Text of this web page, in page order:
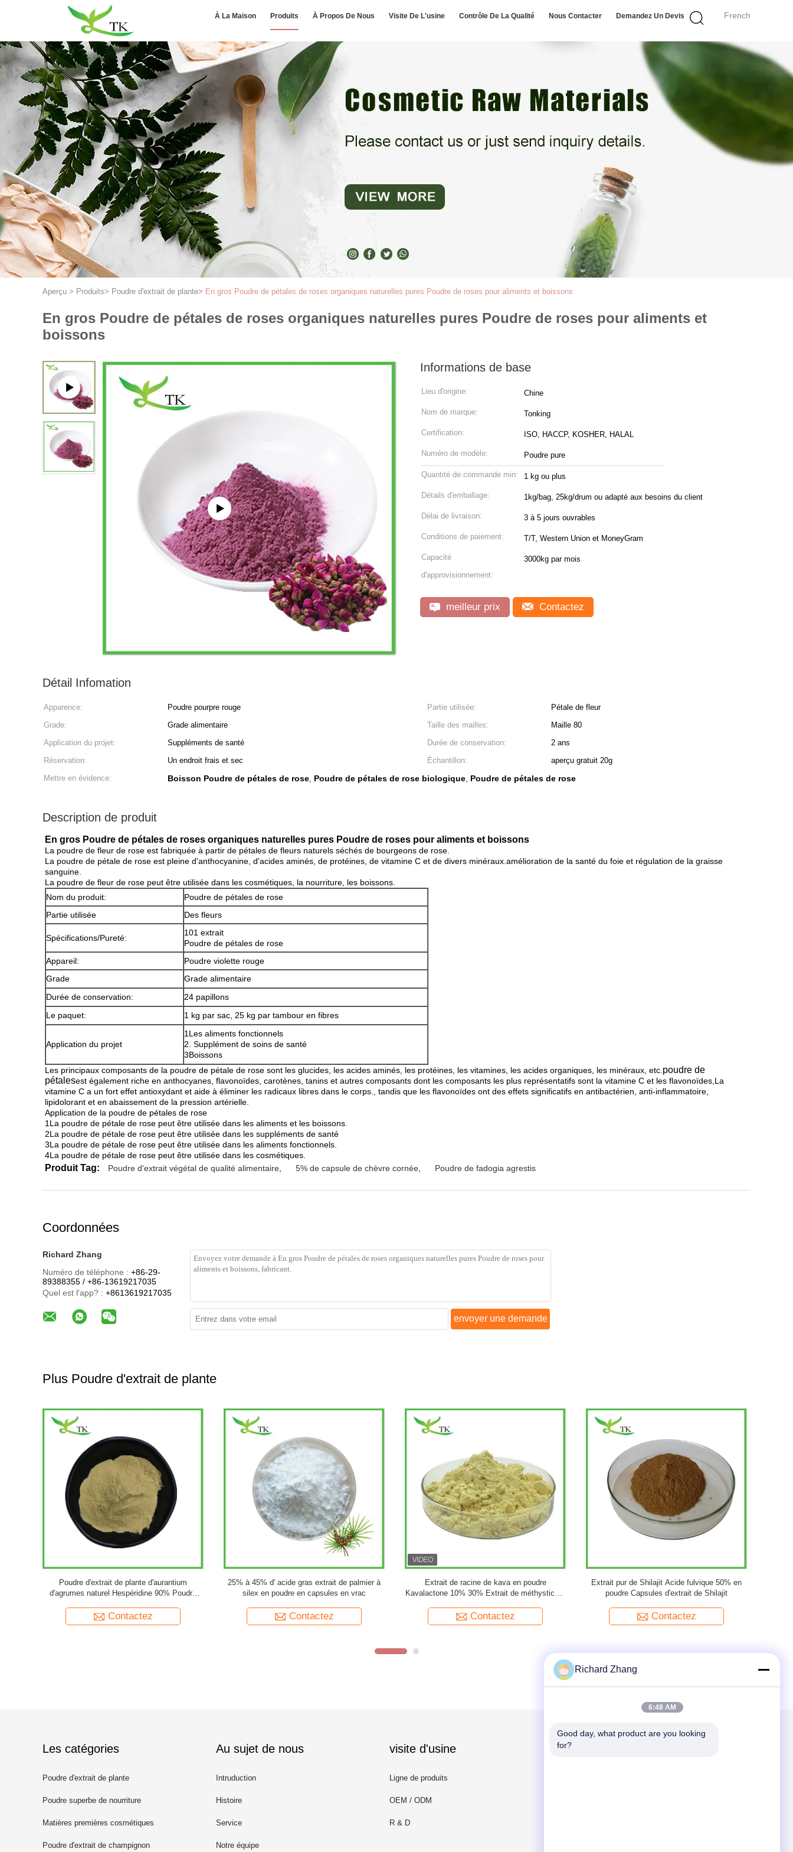
French
À La Maison Produits À Propos De Nous Visite De L'usine Contrôle De La Qualité Nous Contacter Demandez Un Devis
Aperçu > Produits> Poudre d'extrait de plante> En gros Poudre de pétales de roses organiques naturelles pures Poudre de roses pour aliments et boissons
En gros Poudre de pétales de roses organiques naturelles pures Poudre de roses pour aliments et
boissons
Informations de base
Lieu d'origine: Chine
Nom de marque: Tonking
Certification: ISO, HACCP, KOSHER, HALAL
Numéro de modèle: Poudre pure
Quantité de commande min: 1 kg ou plus
Détails d'emballage: 1kg/bag, 25kg/drum ou adapté aux besoins du client
Délai de livraison: 3 à 5 jours ouvrables
Conditions de paiement: T/T, Western Union et MoneyGram
Capacité
d'approvisionnement:
3000kg par mois
meilleur prix Contactez
Détail Infomation
Apparence: Poudre pourpre rouge Partie utilisée:
Pétale de fleur
Grade:
Grade alimentaire Taille des mailles:
Maille 80
Application du projet:
Suppléments de santé Durée de conservation:
2 ans
Réservation:
Un endroit frais et sec Échantillon:
aperçu gratuit 20g
Mettre en évidence:
Boisson Poudre de pétales de rose, Poudre de pétales de rose biologique, Poudre de pétales de rose
Description de produit
En gros Poudre de pétales de roses organiques naturelles pures Poudre de roses pour aliments et boissons
La poudre de fleur de rose est fabriquée à partir de pétales de fleurs naturels séchés de bourgeons de rose.
La poudre de pétale de rose est pleine d'anthocyanine, d'acides aminés, de protéines, de vitamine C et de divers minéraux.amélioration de la santé du foie et régulation de la graisse
sanguine.
La poudre de fleur de rose peut être utilisée dans les cosmétiques, la nourriture, les boissons.
Nom du produit:
Poudre de pétales de rose
Partie utilisée
Des fleurs
Spécifications/Pureté:
101 extrait
Poudre de pétales de rose
Appareil:
Poudre violette rouge
Grade
Grade alimentaire
Durée de conservation:
24 papillons
Le paquet:
1 kg par sac, 25 kg par tambour en fibres
Application du projet
1Les aliments fonctionnels
2. Supplément de soins de santé
3Boissons
Les principaux composants de la poudre de pétale de rose sont les glucides, les acides aminés, les protéines, les vitamines, les acides organiques, les minéraux, etc. poudre de
pétalesest également riche en anthocyanes, flavonoïdes, carotènes, tanins et autres composants dont les composants les plus représentatifs sont la vitamine C et les flavonoïdes,La
vitamine C a un fort effet antioxydant et aide à éliminer les radicaux libres dans le corps., tandis que les flavonoïdes ont des effets significatifs en antibactérien, anti-inflammatoire,
lipidolorant et en abaissement de la pression artérielle.
Application de la poudre de pétales de rose
1La poudre de pétale de rose peut être utilisée dans les aliments et les boissons.
2La poudre de pétale de rose peut être utilisée dans les suppléments de santé
3La poudre de pétale de rose peut être utilisée dans les aliments fonctionnels.
4La poudre de pétale de rose peut être utilisée dans les cosmétiques.
Produit Tag: Poudre d'extrait végétal de qualité alimentaire 5% de capsule de chèvre cornée Poudre de fadogia agrestis
Coordonnées
Richard Zhang
Numéro de téléphone : +86-29-
89388355 / +86-13619217035
Quel est l'app? : +8613619217035
envoyer une demande
Plus Poudre d'extrait de plante
Poudre d'extrait de plante de ginseng naturel
10% à 80% Poudre de ginsénosides Panax
Contactez
Produit d'origine étrangère de la marque
Ginkgo Biloba en poudre
Contactez
Extrait de plante de ginkgo biloba pur en
poudre Flavones 24% Lactones 6% Extrait de
Contactez
EGB 761 Poudre d'extrait de feuilles de ginkgo
biloba naturel 20:1
Contactez
Les catégories
Poudre d'extrait de plante
Poudre superbe de nourriture
Matières premières cosmétiques
Poudre d'extrait de champignon
Au sujet de nous
Intruduction
Histoire
Service
Notre équipe
visite d'usine
Ligne de produits
OEM / ODM
R & D
Mail nous
Richard Zhang
6:48 AM
Good day, what product are you looking
for?